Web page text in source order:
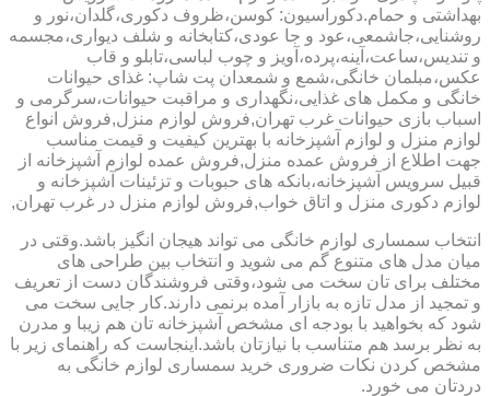
بهداشتی و حمام.دکوراسیون: کوسن،ظروف دکوری،گلدان،نور و
روشنایی،جاشمعی،عود و جا عودی،کتابخانه و شلف دیواری،مجسمه
و تندیس،ساعت،آینه،پرده،آویز و چوب لباسی،تابلو و قاب
عکس،مبلمان خانگی،شمع و شمعدان پت شاپ: غذای حیوانات
خانگی و مکمل های غذایی،نگهداری و مراقبت حیوانات،سرگرمی و
اسباب بازی حیوانات غرب تهران,فروش لوازم منزل,فروش انواع
لوازم منزل و لوازم آشپزخانه با بهترین کیفیت و قیمت مناسب
جهت اطلاع از فروش عمده منزل,فروش عمده لوازم آشپزخانه از
قبیل سرویس آشپزخانه،بانکه های حبوبات و تزئینات آشپزخانه و
لوازم دکوری منزل و اتاق خواب,فروش لوازم منزل در غرب تهران,
انتخاب سمساری لوازم خانگی می تواند هیجان انگیز باشد.وقتی در
میان مدل های متنوع گم می شوید و انتخاب بین طراحی های
مختلف برای تان سخت می شود،وقتی فروشندگان دست از تعریف
و تمجید از مدل تازه به بازار آمده برنمی دارند.کار جایی سخت می
شود که بخواهید با بودجه ای مشخص آشپزخانه تان هم زیبا و مدرن
به نظر برسد هم متناسب با نیازتان باشد.اینجاست که راهنمای زیر با
مشخص کردن نکات ضروری خرید سمساری لوازم خانگی به
دردتان می خورد.